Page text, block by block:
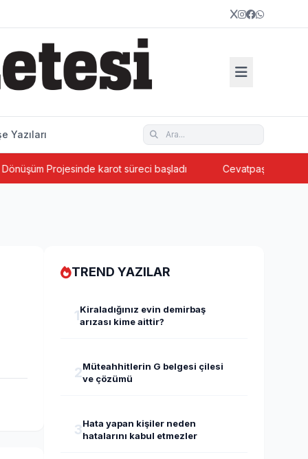
Yazıları
Projesinde karot süreci başladı Cevatpaşa’da ada bazlı
TREND YAZILAR
1Kiraladığınız evin demirbaş
arızası kime aittir?
2Müteahhitlerin G belgesi çilesi
ve çözümü
3Hata yapan kişiler neden
hatalarını kabul etmezler